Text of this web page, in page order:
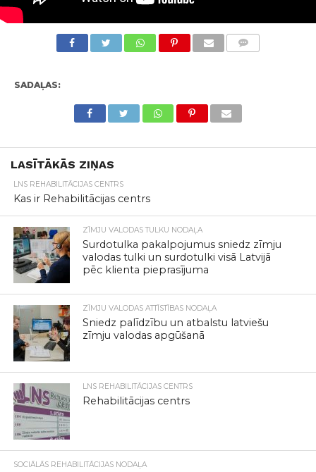
SADAĻAS:
LASĪTĀKĀS ZIŅAS
LNS REHABILITĀCIJAS CENTRS
Kas ir Rehabilitācijas centrs
ZĪMJU VALODAS TULKU NODAĻA
Surdotulka pakalpojumus sniedz zīmju
valodas tulki un surdotulki visā Latvijā
pēc klienta pieprasījuma
ZĪMJU VALODAS ATTĪSTĪBAS NODAĻA
Sniedz palīdzību un atbalstu latviešu
zīmju valodas apgūšanā
LNS REHABILITĀCIJAS CENTRS
Rehabilitācijas centrs
SOCIĀLĀS REHABILITĀCIJAS NODAĻA